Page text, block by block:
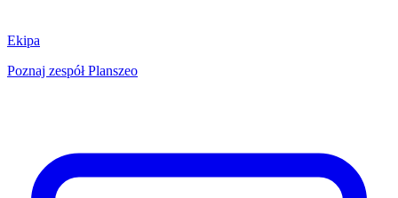
Ekipa
Poznaj zespół Planszeo